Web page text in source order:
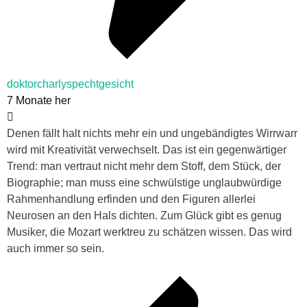
doktorcharlyspechtgesicht
7 Monate her
Denen fällt halt nichts mehr ein und ungebändigtes Wirrwarr
wird mit Kreativität verwechselt. Das ist ein gegenwärtiger
Trend: man vertraut nicht mehr dem Stoff, dem Stück, der
Biographie; man muss eine schwülstige unglaubwürdige
Rahmenhandlung erfinden und den Figuren allerlei
Neurosen an den Hals dichten. Zum Glück gibt es genug
Musiker, die Mozart werktreu zu schätzen wissen. Das wird
auch immer so sein.